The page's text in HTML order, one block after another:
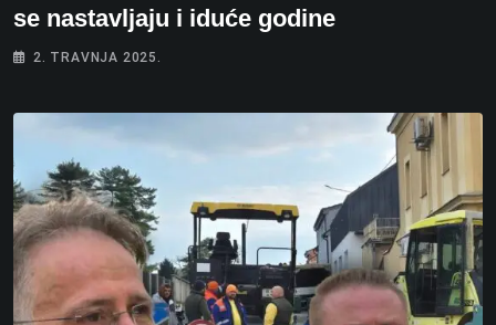
se nastavljaju i iduće godine
2. TRAVNJA 2025.